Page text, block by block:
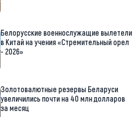
Белорусские военнослужащие вылетели
в Китай на учения «Стремительный орел
- 2026»
Золотовалютные резервы Беларуси
увеличились почти на 40 млн долларов
за месяц